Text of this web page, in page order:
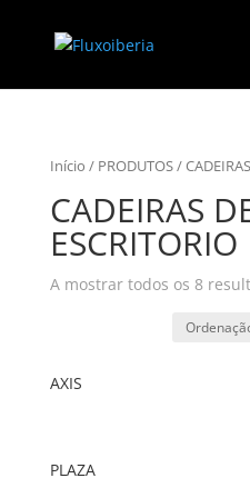
Início / PRODUTOS/
CADEIRAS
ESCRITORIO
A mostrar todos os 8
AXIS
PLAZA